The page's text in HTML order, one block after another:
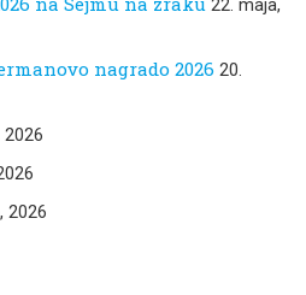
22. maja,
nagrado 2026 20.
2026
2026